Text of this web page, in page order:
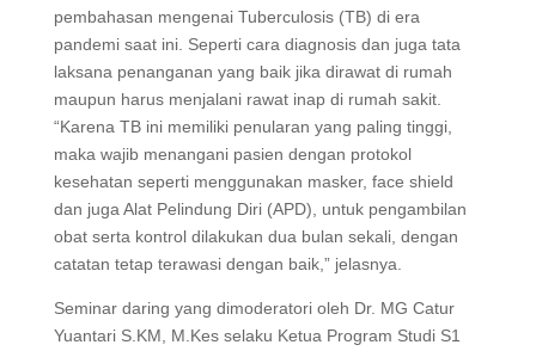
pembahasan mengenai Tuberculosis (TB) di era
pandemi saat ini. Seperti cara diagnosis dan juga tata
laksana penanganan yang baik jika dirawat di rumah
maupun harus menjalani rawat inap di rumah sakit.
“Karena TB ini memiliki penularan yang paling tinggi,
maka wajib menangani pasien dengan protokol
kesehatan seperti menggunakan masker, face shield
dan juga Alat Pelindung Diri (APD), untuk pengambilan
obat serta kontrol dilakukan dua bulan sekali, dengan
catatan tetap terawasi dengan baik,” jelasnya.
Seminar daring yang dimoderatori oleh Dr. MG Catur
Yuantari S.KM, M.Kes selaku Ketua Program Studi S1